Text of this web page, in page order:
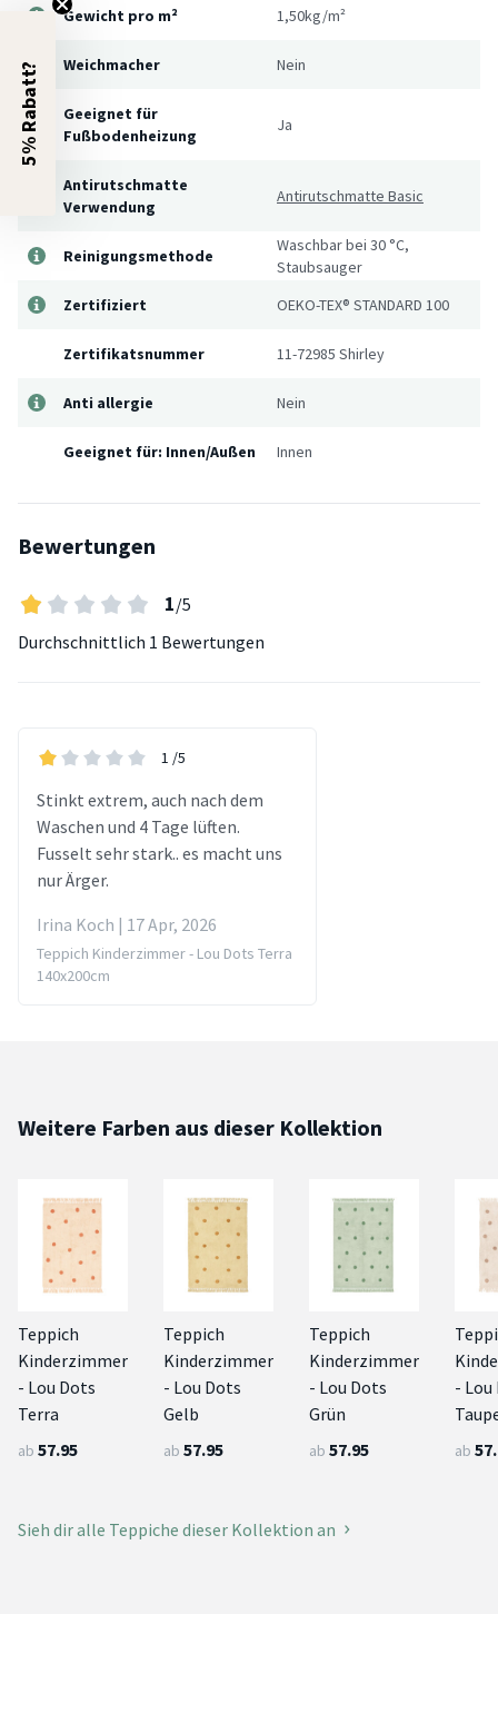
Gewicht pro m² 1,50kg/m²
Weichmacher Nein
Geeignet für
Fußbodenheizung
Ja
Antirutschmatte
Verwendung
Antirutschmatte Basic
Reinigungsmethode
Waschbar bei 30 °C,
Staubsauger
Zertifiziert
OEKO-TEX® STANDARD 100
Zertifikatsnummer 11-72985 Shirley
Anti allergie Nein
Geeignet für: Innen/Außen Innen
Bewertungen
1/5
Durchschnittlich 1 Bewertungen
1 /5
Stinkt extrem, auch nach dem
Waschen und 4 Tage lüften.
Fusselt sehr stark.. es macht uns
nur Ärger.
Irina Koch | 17 Apr, 2026
Teppich Kinderzimmer - Lou Dots Terra
140x200cm
Weitere Farben aus dieser Kollektion
Teppich
Kinderzimmer
- Lou Dots
Terra
ab 57.95
Teppich
Kinderzimmer
- Lou Dots
Gelb
ab 57.95
Teppich
Kinderzimmer
- Lou Dots
Grün
ab 57.95
- Lou
ab
Sieh dir alle Teppiche dieser Kollektion an
5% Rabatt?